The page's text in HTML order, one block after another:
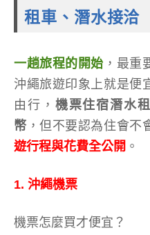
租車、潛水接洽
一趟旅程的開始 ，最重
沖繩旅遊印象上就是便
由行， 機票住宿潛水
幣 ，但不要認為住會不
遊行程與花費全公開 。
1. 沖繩機票
機票怎麼買才便宜？